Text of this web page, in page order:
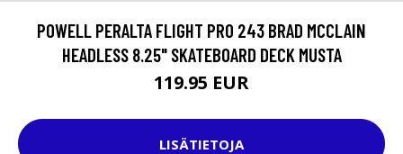
POWELL PERALTA FLIGHT PRO 243 BRAD MCCLAIN
HEADLESS 8.25" SKATEBOARD DECK MUSTA
119.95 EUR
LISÄTIETOJA